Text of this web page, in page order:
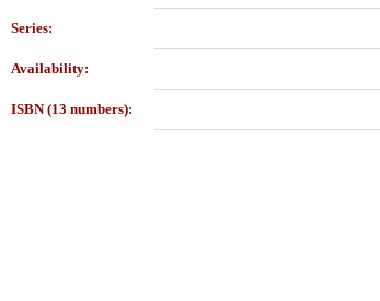
Series:
Availability:
ISBN (13 numbers):